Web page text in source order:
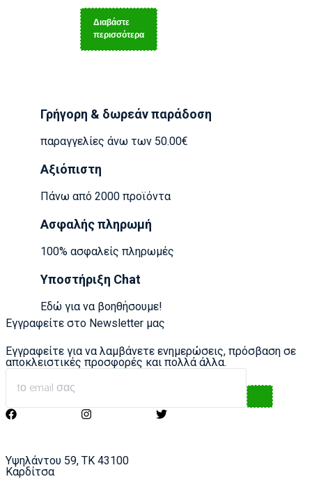
Διαβάστε
περισσότερα
Γρήγορη & δωρεάν παράδοση
παραγγελίες άνω των 50.00€
Αξιόπιστη
Πάνω από 2000 προϊόντα
Ασφαλής πληρωμή
100% ασφαλείς πληρωμές
Υποστήριξη Chat
Εδώ για να βοηθήσουμε!
Εγγραφείτε στο Newsletter μας
Εγγραφείτε για να λαμβάνετε ενημερώσεις, πρόσβαση σε
αποκλειστικές προσφορές και πολλά άλλα.
Υψηλάντου 59, ΤΚ 43100
Καρδίτσα